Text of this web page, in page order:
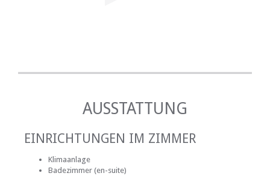
AUSSTATTUNG
EINRICHTUNGEN IM ZIMMER
Klimaanlage
Badezimmer (en-suite)